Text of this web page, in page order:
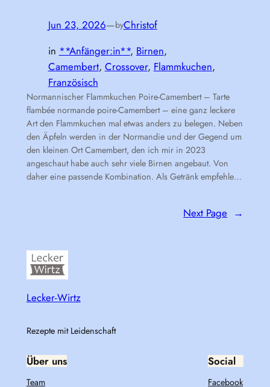
Jun 23, 2026—byChristof
in **Anfänger:in**, Birnen
Camembert, Crossover, Flammkuchen
Französisch
Normannischer Flammkuchen Poire-Camembert – Tarte
flambée normande poire-Camembert – eine ganz leckere
Art den Flammkuchen mal etwas anders zu belegen. Neben
den Äpfeln werden in der Normandie und der Gegend um
den kleinen Ort Camembert, den ich mir in 2023
angeschaut habe auch sehr viele Birnen angebaut. Von
daher eine passende Kombination. Als Getränk empfehle…
Next Page →
Lecker-Wirtz
Rezepte mit Leidenschaft
Über uns
Team
Social
Facebook